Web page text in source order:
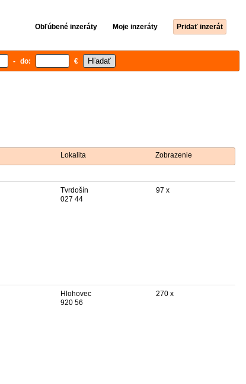
Obľúbené inzeráty Moje inzeráty Pridať inzerát
- do: €
Lokalita Zobrazenie
Tvrdošín
027 44
97 x
Hlohovec
920 56
270 x